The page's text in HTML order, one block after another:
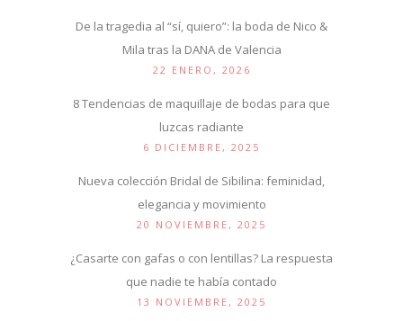
De la tragedia al “sí, quiero”: la boda de Nico &
Mila tras la DANA de Valencia
22 ENERO, 2026
8 Tendencias de maquillaje de bodas para que
luzcas radiante
6 DICIEMBRE, 2025
Nueva colección Bridal de Sibilina: feminidad,
elegancia y movimiento
20 NOVIEMBRE, 2025
¿Casarte con gafas o con lentillas? La respuesta
que nadie te había contado
13 NOVIEMBRE, 2025